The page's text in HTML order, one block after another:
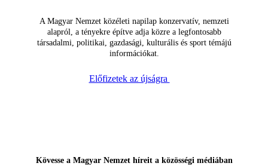
A Magyar Nemzet közéleti napilap konzervatív, nemzeti
alapról, a tényekre építve adja közre a legfontosabb
társadalmi, politikai, gazdasági, kulturális és sport témájú
információkat.
Előfizetek az újságra
Kövesse a Magyar Nemzet híreit a közösségi médiában